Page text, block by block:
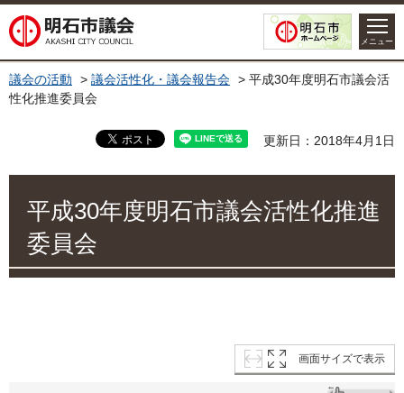
明石市議会
メニュー
議会の活動 > 議会活性化・議会報告会 > 平成30年度明石市議会活
性化推進委員会
更新日：2018年4月1日
平成30年度明石市議会活性化推進
委員会
画面サイズで表示